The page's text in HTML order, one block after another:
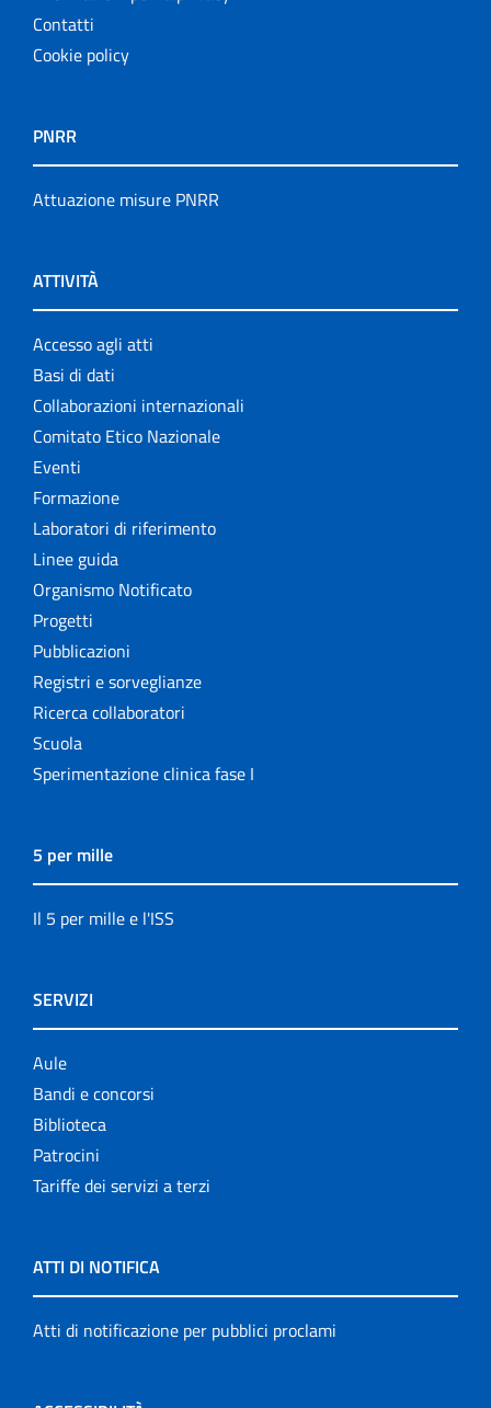
Contatti
Cookie policy
PNRR
Attuazione misure PNRR
ATTIVITÀ
Accesso agli atti
Basi di dati
Collaborazioni internazionali
Comitato Etico Nazionale
Eventi
Formazione
Laboratori di riferimento
Linee guida
Organismo Notificato
Progetti
Pubblicazioni
Registri e sorveglianze
Ricerca collaboratori
Scuola
Sperimentazione clinica fase I
5 per mille
Il 5 per mille e l'ISS
SERVIZI
Aule
Bandi e concorsi
Biblioteca
Patrocini
Tariffe dei servizi a terzi
ATTI DI NOTIFICA
Atti di notificazione per pubblici proclami